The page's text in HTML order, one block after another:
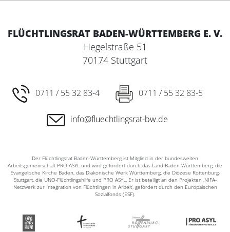
FLÜCHTLINGSRAT BADEN-WÜRTTEMBERG E. V.
Hegelstraße 51
70174 Stuttgart
0711 / 55 32 83-4 0711 / 55 32 83-5
info@fluechtlingsrat-bw.de
Der Flüchtlingsrat Baden-Württemberg ist Mitglied in der bundesweiten
Arbeitsgemeinschaft PRO ASYL und wird gefördert durch das Land Baden-Württemberg, die
Evangelische Kirche Baden, das Diakonische Werk Württemberg, die Diözese Rottenburg-
Stuttgart, die UNO-Flüchtlingshilfe und PRO ASYL. Er ist beteiligt an den Projekten ‚NIFA-
Netzwerk zur Integration von Flüchtlingen in Arbeit‘, gefördert durch den Europäischen
Sozialfonds (ESF).